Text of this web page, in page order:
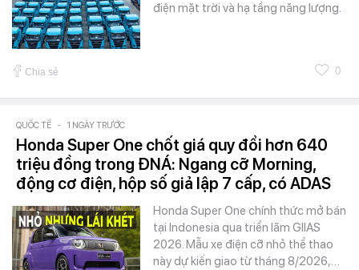
điện mặt trời và hạ tầng năng lượng.
Chia sẻ 0
QUỐC TẾ - 1 NGÀY TRƯỚC
Honda Super One chốt giá quy đổi hơn 640
triệu đồng trong ĐNÁ: Ngang cỡ Morning,
động cơ điện, hộp số giả lập 7 cấp, có ADAS
Honda Super One chính thức mở bán
tại Indonesia qua triển lãm GIIAS
2026. Mẫu xe điện cỡ nhỏ thể thao
này dự kiến giao từ tháng 8/2026,…